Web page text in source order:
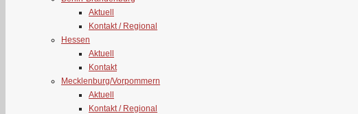
Aktuell
Kontakt / Regional
Hessen
Aktuell
Kontakt
Mecklenburg/Vorpommern
Aktuell
Kontakt / Regional